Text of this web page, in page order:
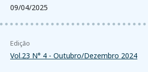
09/04/2025
Edição
Vol.23 N° 4 - Outubro/Dezembro 2024